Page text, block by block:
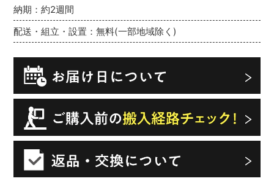
納期：約2週間
配送・組立・設置：無料(一部地域除く)